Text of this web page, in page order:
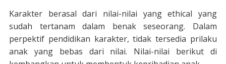
Karakter berasal dari nilai-nilai yang ethical yang
sudah tertanam dalam benak seseorang. Dalam
perpektif pendidikan karakter, tidak tersedia prilaku
anak yang bebas dari nilai. Nilai-nilai berikut di